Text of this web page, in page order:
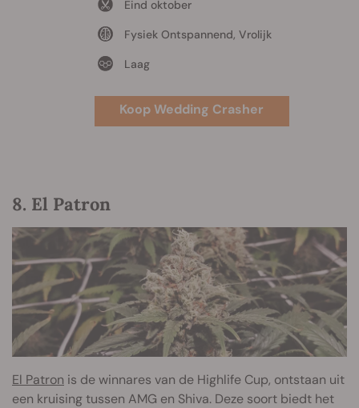
Eind oktober
Fysiek Ontspannend, Vrolijk
Laag
Koop Wedding Crasher
8. El Patron
El Patron is de winnares van de Highlife Cup, ontstaan uit
een kruising tussen AMG en Shiva. Deze soort biedt het